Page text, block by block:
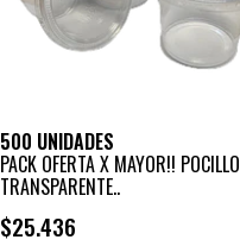
500 UNIDADES
PACK OFERTA X MAYOR!! POCILLO
TRANSPARENTE..
$25.436